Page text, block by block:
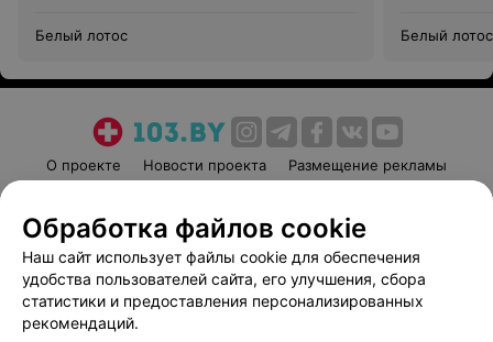
Белый лотос Белый лотос
О проекте Новости проекта
Размещение рекламы
Пользовательское соглашение
Способы оплаты
Вакансии
Партнеры
Написать руководителю 103.by
Обработка файлов cookie
Наш сайт использует файлы cookie для обеспечения
удобства пользователей сайта, его улучшения, сбора
статистики и предоставления персонализированных
рекомендаций.